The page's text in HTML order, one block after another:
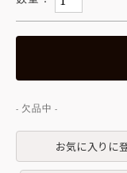
お気に入りに